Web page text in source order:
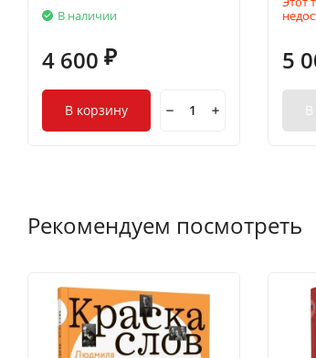
В наличии
4 600 ₽
В корзину
5
Рекомендуем посмотреть